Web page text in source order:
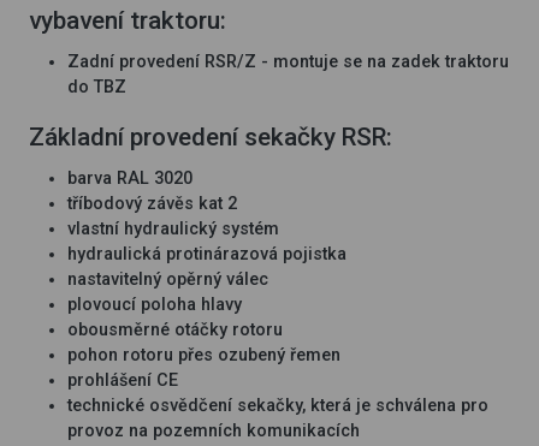
vybavení traktoru:
Zadní provedení RSR/Z - montuje se na zadek traktoru
do TBZ
Základní provedení sekačky RSR:
barva RAL 3020
tříbodový závěs kat 2
vlastní hydraulický systém
hydraulická protinárazová pojistka
nastavitelný opěrný válec
plovoucí poloha hlavy
obousměrné otáčky rotoru
pohon rotoru přes ozubený řemen
prohlášení CE
technické osvědčení sekačky, která je schválena pro
provoz na pozemních komunikacích